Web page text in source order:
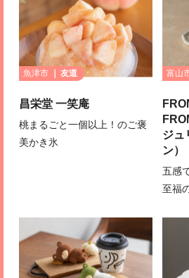
魚津市 友道
昌栄堂 一笑庵
桃まるごと一個以上！のご褒
美かき氷
富山
ジュ
ン）
五感
至福